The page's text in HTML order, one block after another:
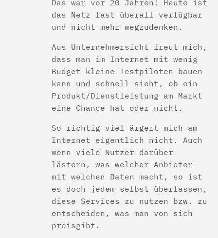
Das war vor 20 Jahren! Heute ist
das Netz fast überall verfügbar
und nicht mehr wegzudenken.
Aus Unternehmersicht freut mich,
dass man im Internet mit wenig
Budget kleine Testpiloten bauen
kann und schnell sieht, ob ein
Produkt/Dienstleistung am Markt
eine Chance hat oder nicht.
So richtig viel ärgert mich am
Internet eigentlich nicht. Auch
wenn viele Nutzer darüber
lästern, was welcher Anbieter
mit welchen Daten macht, so ist
es doch jedem selbst überlassen,
diese Services zu nutzen bzw. zu
entscheiden, was man von sich
preisgibt.